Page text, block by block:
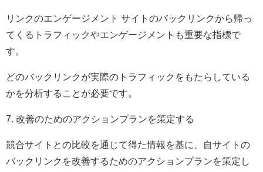
リンクのエンゲージメント サイトのバックリンクから帰っ
てくるトラフィックやエンゲージメントも重要な指標で
す。
どのバックリンクが実際のトラフィックをもたらしている
かを分析することが必要です。
7. 改善のためのアクションプランを策定する
競合サイトとの比較を通じて得た情報を基に、自サイトの
バックリンクを改善するためのアクションプランを策定し